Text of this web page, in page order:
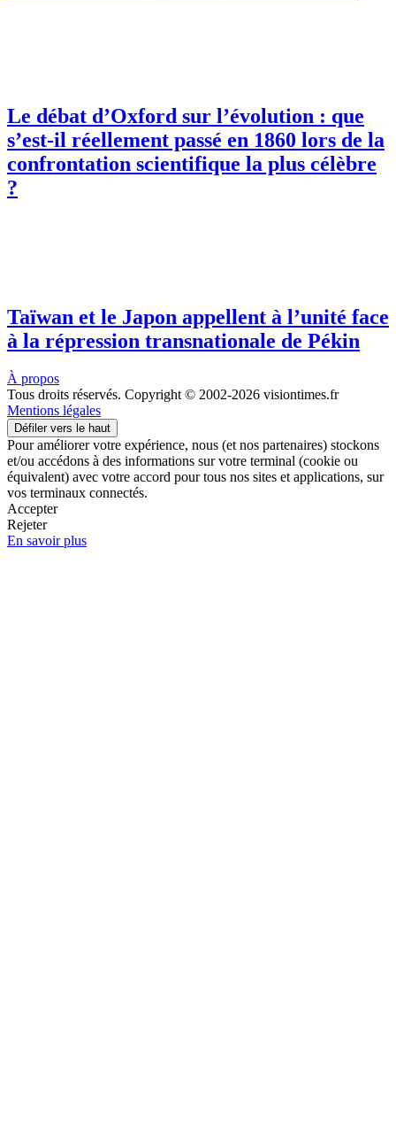
Le débat d’Oxford sur l’évolution : que
s’est-il réellement passé en 1860 lors de la
confrontation scientifique la plus célèbre
?
Taïwan et le Japon appellent à l’unité face
à la répression transnationale de Pékin
À propos
Tous droits réservés. Copyright © 2002-2026 visiontimes.fr
Mentions légales
Défiler vers le haut
Pour améliorer votre expérience, nous (et nos partenaires) stockons
et/ou accédons à des informations sur votre terminal (cookie ou
équivalent) avec votre accord pour tous nos sites et applications, sur
vos terminaux connectés.
Accepter
Rejeter
En savoir plus